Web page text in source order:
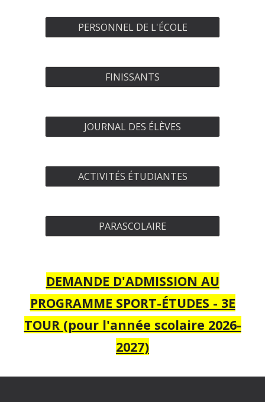
PERSONNEL DE L'ÉCOLE
FINISSANTS
JOURNAL DES ÉLÈVES
ACTIVITÉS ÉTUDIANTES
PARASCOLAIRE
DEMANDE D'ADMISSION AU
PROGRAMME SPORT-ÉTUDES - 3E
TOUR (pour l'année scolaire 2026-
2027)